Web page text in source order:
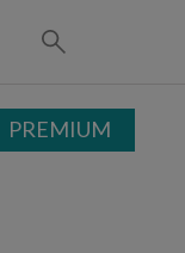
PREMIUM